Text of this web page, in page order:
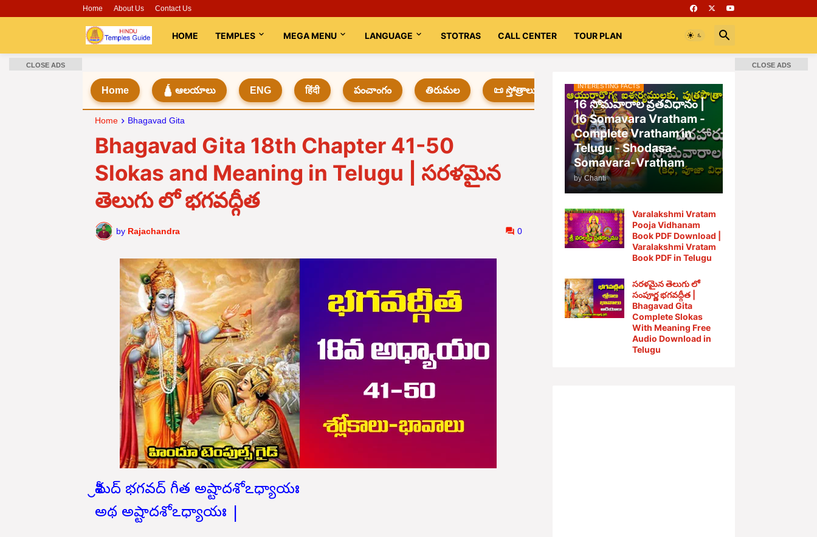
Home About Us Contact Us
HOME TEMPLES MEGA MENU LANGUAGE STOTRAS CALL CENTER TOUR PLAN
Home 🛕 ఆలయాలు ENG हिंदी పంచాంగం తిరుమల 📜 స్తోత్రాలు 📚 Books Rooms భగవద్గీత
Home Bhagavad Gita
Bhagavad Gita 18th Chapter 41-50
Slokas and Meaning in Telugu | సరళమైన
తెలుగు లో భగవద్గీత
by Rajachandra 0
శ్రీమద్ భగవద్ గీత అష్టాదశోఽధ్యాయః
అథ అష్టాదశోఽధ్యాయః |
INTERESTING FACTS
16 సోమవారాల వ్రతవిధానం |
16 Somavara Vratham -
Complete Vratham in
Telugu - Shodasa-
Somavara-Vratham
by Chanti
Varalakshmi Vratam
Pooja Vidhanam
Book PDF Download |
Varalakshmi Vratam
Book PDF in Telugu
సరళమైన తెలుగు లో
సంపూర్ణ భగవద్గీత |
Bhagavad Gita
Complete Slokas
With Meaning Free
Audio Download in
Telugu
CLOSE ADS CLOSE ADS